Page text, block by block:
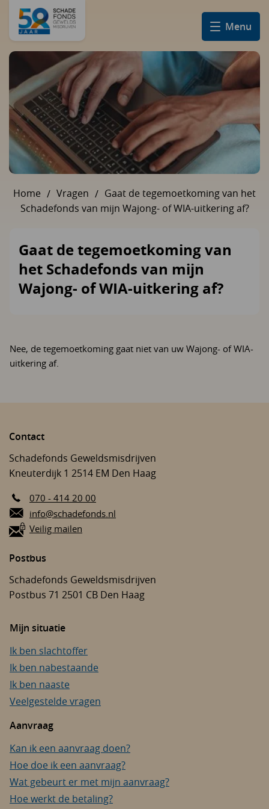
Menu
U bent hier:
Home Vragen
Gaat de tegemoetkoming van het
Schadefonds van mijn Wajong- of WIA-uitkering af?
Gaat de tegemoetkoming van
het Schadefonds van mijn
Wajong- of WIA-uitkering af?
Nee, de tegemoetkoming gaat niet van uw Wajong- of WIA-
uitkering af.
Contact
Schadefonds Geweldsmisdrijven
Kneuterdijk 1 2514 EM Den Haag
070 - 414 20 00
E-mail:
info@schadefonds.nl
Veilig mailen
Postbus
Schadefonds Geweldsmisdrijven
Postbus 71 2501 CB Den Haag
Mijn situatie
Ik ben slachtoffer
Ik ben nabestaande
Ik ben naaste
Veelgestelde vragen
Aanvraag
Kan ik een aanvraag doen?
Hoe doe ik een aanvraag?
Wat gebeurt er met mijn aanvraag?
Hoe werkt de betaling?